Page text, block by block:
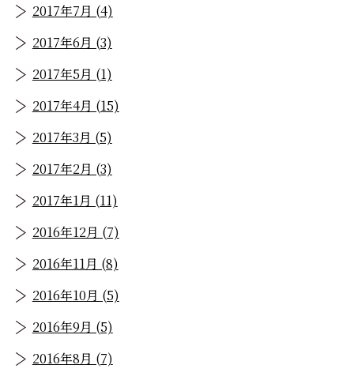
2017年7月 (4)
2017年6月 (3)
2017年5月 (1)
2017年4月 (15)
2017年3月 (5)
2017年2月 (3)
2017年1月 (11)
2016年12月 (7)
2016年11月 (8)
2016年10月 (5)
2016年9月 (5)
2016年8月 (7)